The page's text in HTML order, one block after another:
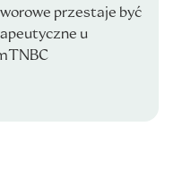
przestaje być
u